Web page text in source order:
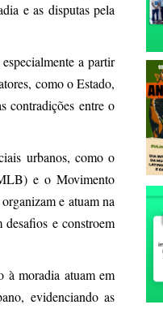
e as disputas pela
a partir
como o Estado,
contradições entre o
urbanos, como o
e o Movimento
e atuam na
e constroem
à moradia atuam em
evidenciando as